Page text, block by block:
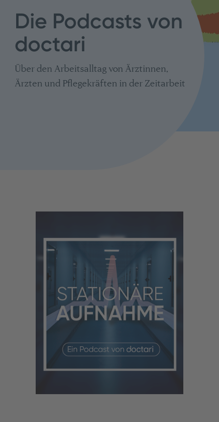
Die Podcasts von
doctari
Über den Arbeitsalltag von Ärztinnen,
Ärzten und Pflegekräften in der Zeitarbeit